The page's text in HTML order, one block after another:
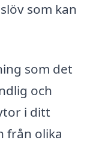
som kan
som det
och
i ditt
från olika